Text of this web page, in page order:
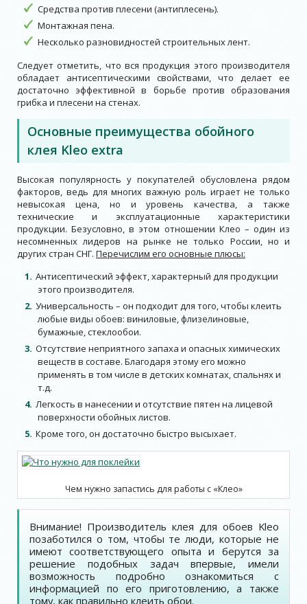
Средства против плесени (антиплесень).
Монтажная пена.
Несколько разновидностей строительных лент.
Следует отметить, что вся продукция этого производителя
обладает антисептическими свойствами, что делает ее
достаточно эффективной в борьбе против образования
грибка и плесени на стенах.
Основные преимущества обойного
клея Kleo extra
Высокая популярность у покупателей обусловлена рядом
факторов, ведь для многих важную роль играет не только
невысокая цена, но и уровень качества, а также
технические и эксплуатационные характеристики
продукции. Безусловно, в этом отношении Клео – один из
несомненных лидеров на рынке не только России, но и
других стран СНГ. Перечислим его основные плюсы:
Антисептический эффект, характерный для продукции
этого производителя.
Универсальность – он подходит для того, чтобы клеить
любые виды обоев: виниловые, флизелиновые,
бумажные, стеклообои.
Отсутствие неприятного запаха и опасных химических
веществ в составе. Благодаря этому его можно
применять в том числе в детских комнатах, спальнях и
т.д.
Легкость в нанесении и отсутствие пятен на лицевой
поверхности обойных листов.
Кроме того, он достаточно быстро высыхает.
Чем нужно запастись для работы с «Клео»
Внимание! Производитель клея для обоев Kleo
позаботился о том, чтобы те люди, которые не
имеют соответствующего опыта и берутся за
решение подобных задач впервые, имели
возможность подробно ознакомиться с
информацией по его приготовлению, а также
тому, как правильно клеить обои.